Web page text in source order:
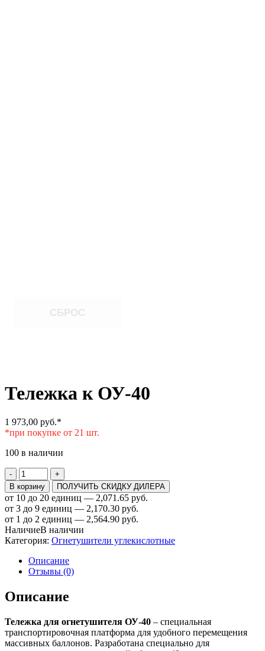
Тележка к ОУ-40
1 973,00 руб.*
*при покупке от 21 шт.
100 в наличии
-
Количество
товара
Тележка
к
ОУ-40
+
В корзину
ПОЛУЧИТЬ СКИДКУ ДИЛЕРА
от 10 до 20 единиц — 2,071.65 руб.
от 3 до 9 единиц — 2,170.30 руб.
от 1 до 2 единиц — 2,564.90 руб.
НаличиеВ наличии
Категория: Огнетушители углекислотные
Описание
Отзывы (0)
Описание
Тележка для огнетушителя ОУ-40 – специальная
транспортировочная платформа для удобного перемещения
массивных баллонов. Разработана специально для